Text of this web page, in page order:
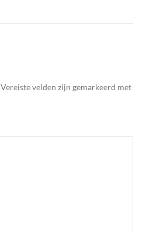
Vereiste velden zijn gemarkeerd met